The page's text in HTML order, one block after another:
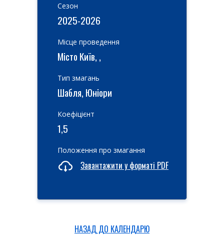
Cезон
2025-2026
Місце проведення
Місто Київ, ,
Тип змагань
Шабля, Юніори
Коефіцієнт
1,5
Положення про змагання
Завантажити у форматі PDF
НАЗАД ДО КАЛЕНДАРЮ